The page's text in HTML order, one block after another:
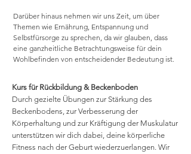
Darüber hinaus nehmen wir uns Zeit, um über
Themen wie Ernährung, Entspannung und
Selbstfürsorge zu sprechen, da wir glauben, dass
eine ganzheitliche Betrachtungsweise für dein
Wohlbefinden von entscheidender Bedeutung ist.
Kurs für Rückbildung & Beckenboden
Durch gezielte Übungen zur Stärkung des
Beckenbodens, zur Verbesserung der
Körperhaltung und zur Kräftigung der Muskulatur
unterstützen wir dich dabei, deine körperliche
Fitness nach der Geburt wiederzuerlangen. Wir